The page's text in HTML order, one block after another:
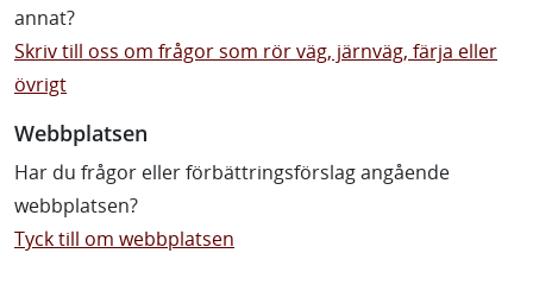
annat?
Skriv till oss om frågor som rör väg, järnväg, färja eller
övrigt
Webbplatsen
Har du frågor eller förbättringsförslag angående
webbplatsen?
Tyck till om webbplatsen